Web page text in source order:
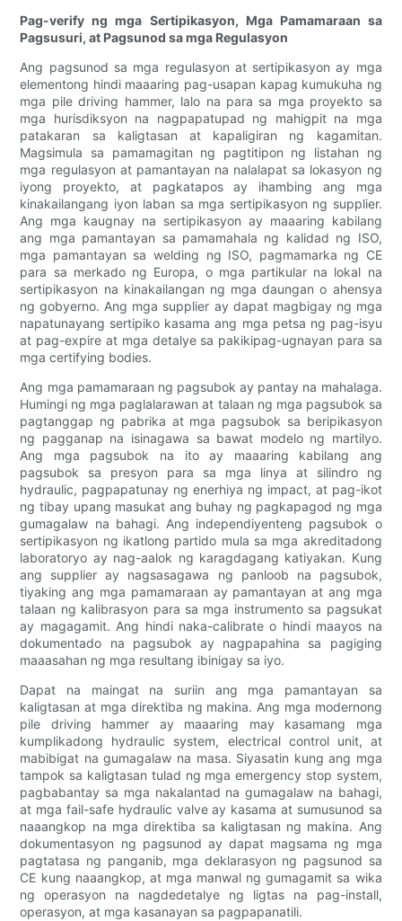
Pag-verify ng mga Sertipikasyon, Mga Pamamaraan sa
Pagsusuri, at Pagsunod sa mga Regulasyon
Ang pagsunod sa mga regulasyon at sertipikasyon ay mga
elementong hindi maaaring pag-usapan kapag kumukuha ng
mga pile driving hammer, lalo na para sa mga proyekto sa
mga hurisdiksyon na nagpapatupad ng mahigpit na mga
patakaran sa kaligtasan at kapaligiran ng kagamitan.
Magsimula sa pamamagitan ng pagtitipon ng listahan ng
mga regulasyon at pamantayan na nalalapat sa lokasyon ng
iyong proyekto, at pagkatapos ay ihambing ang mga
kinakailangang iyon laban sa mga sertipikasyon ng supplier.
Ang mga kaugnay na sertipikasyon ay maaaring kabilang
ang mga pamantayan sa pamamahala ng kalidad ng ISO,
mga pamantayan sa welding ng ISO, pagmamarka ng CE
para sa merkado ng Europa, o mga partikular na lokal na
sertipikasyon na kinakailangan ng mga daungan o ahensya
ng gobyerno. Ang mga supplier ay dapat magbigay ng mga
napatunayang sertipiko kasama ang mga petsa ng pag-isyu
at pag-expire at mga detalye sa pakikipag-ugnayan para sa
mga certifying bodies.
Ang mga pamamaraan ng pagsubok ay pantay na mahalaga.
Humingi ng mga paglalarawan at talaan ng mga pagsubok sa
pagtanggap ng pabrika at mga pagsubok sa beripikasyon
ng pagganap na isinagawa sa bawat modelo ng martilyo.
Ang mga pagsubok na ito ay maaaring kabilang ang
pagsubok sa presyon para sa mga linya at silindro ng
hydraulic, pagpapatunay ng enerhiya ng impact, at pag-ikot
ng tibay upang masukat ang buhay ng pagkapagod ng mga
gumagalaw na bahagi. Ang independiyenteng pagsubok o
sertipikasyon ng ikatlong partido mula sa mga akreditadong
laboratoryo ay nag-aalok ng karagdagang katiyakan. Kung
ang supplier ay nagsasagawa ng panloob na pagsubok,
tiyaking ang mga pamamaraan ay pamantayan at ang mga
talaan ng kalibrasyon para sa mga instrumento sa pagsukat
ay magagamit. Ang hindi naka-calibrate o hindi maayos na
dokumentado na pagsubok ay nagpapahina sa pagiging
maaasahan ng mga resultang ibinigay sa iyo.
Dapat na maingat na suriin ang mga pamantayan sa
kaligtasan at mga direktiba ng makina. Ang mga modernong
pile driving hammer ay maaaring may kasamang mga
kumplikadong hydraulic system, electrical control unit, at
mabibigat na gumagalaw na masa. Siyasatin kung ang mga
tampok sa kaligtasan tulad ng mga emergency stop system,
pagbabantay sa mga nakalantad na gumagalaw na bahagi,
at mga fail-safe hydraulic valve ay kasama at sumusunod sa
naaangkop na mga direktiba sa kaligtasan ng makina. Ang
dokumentasyon ng pagsunod ay dapat magsama ng mga
pagtatasa ng panganib, mga deklarasyon ng pagsunod sa
CE kung naaangkop, at mga manwal ng gumagamit sa wika
ng operasyon na nagdedetalye ng ligtas na pag-install,
operasyon, at mga kasanayan sa pagpapanatili.